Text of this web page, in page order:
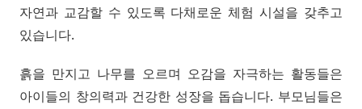
자연과 교감할 수 있도록 다채로운 체험 시설을 갖추고
있습니다.
흙을 만지고 나무를 오르며 오감을 자극하는 활동들은
아이들의 창의력과 건강한 성장을 돕습니다. 부모님들은